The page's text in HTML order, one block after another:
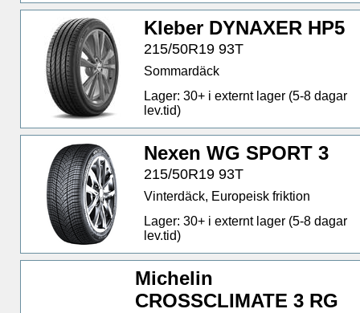
Kleber DYNAXER HP5
215/50R19 93T
Sommardäck
Lager: 30+ i externt lager (5-8 dagar
lev.tid)
Nexen WG SPORT 3
215/50R19 93T
Vinterdäck, Europeisk friktion
Lager: 30+ i externt lager (5-8 dagar
lev.tid)
Michelin
CROSSCLIMATE 3 RG